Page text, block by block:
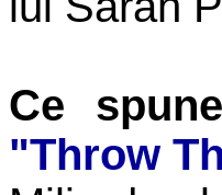
Ce
"Throw